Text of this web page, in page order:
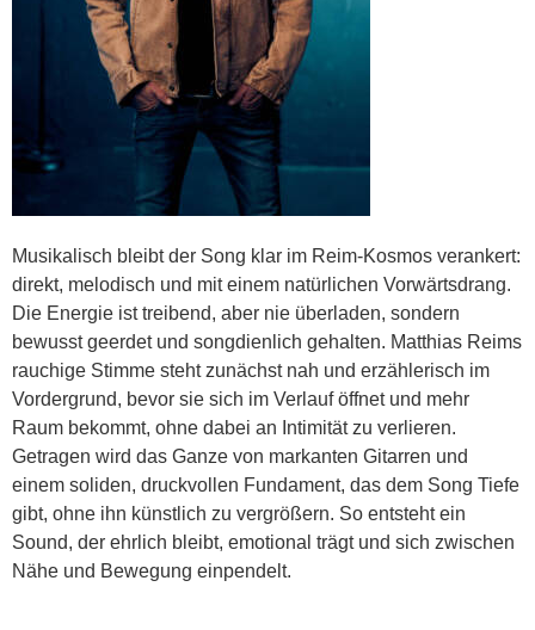
Musikalisch bleibt der Song klar im Reim-Kosmos verankert:
direkt, melodisch und mit einem natürlichen Vorwärtsdrang.
Die Energie ist treibend, aber nie überladen, sondern
bewusst geerdet und songdienlich gehalten. Matthias Reims
rauchige Stimme steht zunächst nah und erzählerisch im
Vordergrund, bevor sie sich im Verlauf öffnet und mehr
Raum bekommt, ohne dabei an Intimität zu verlieren.
Getragen wird das Ganze von markanten Gitarren und
einem soliden, druckvollen Fundament, das dem Song Tiefe
gibt, ohne ihn künstlich zu vergrößern. So entsteht ein
Sound, der ehrlich bleibt, emotional trägt und sich zwischen
Nähe und Bewegung einpendelt.